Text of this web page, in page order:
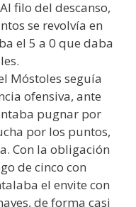
filo del descanso,
se revolvía en
el 5 a 0 que daba
Móstoles seguía
ofensiva, ante
pugnar por
por los puntos,
Con la obligación
de cinco con
el envite con
de forma casi